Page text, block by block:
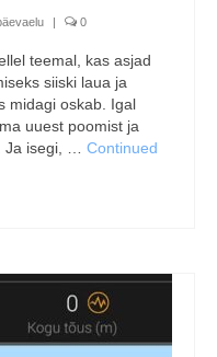
| 0
teemal, kas asjad
siiski laua ja
midagi oskab. Igal
uuest poomist ja
Ja isegi, … Continued